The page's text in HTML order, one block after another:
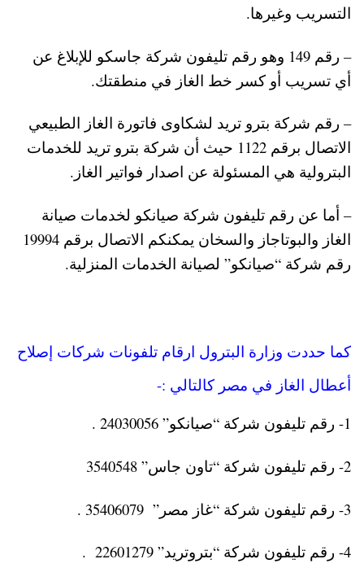
التسريب وغيرها.
– رقم 149 وهو رقم تليفون شركة جاسكو للإبلاغ عن
أي تسريب أو كسر خط الغاز في منطقتك.
– رقم شركة بترو تريد لشكاوى فاتورة الغاز الطبيعي
الاتصال برقم 1122 حيث أن شركة بترو تريد للخدمات
البترولية هي المسئولة عن اصدار فواتير الغاز.
– أما عن رقم تليفون شركة صيانكو لخدمات صيانة
الغاز والبوتاجاز والسخان يمكنكم الاتصال برقم 19994
رقم شركة “صيانكو” لصيانة الخدمات المنزلية.
كما حددت وزارة البترول ارقام تلفونات شركات إصلاح
أعطال الغاز في مصر كالتالي :-
1- رقم تليفون شركة “صيانكو” 24030056 .
2- رقم تليفون شركة “تاون جاس” 3540548
3- رقم تليفون شركة “غاز مصر” 35406079 .
4- رقم تليفون شركة “بتروتريد” 22601279 .